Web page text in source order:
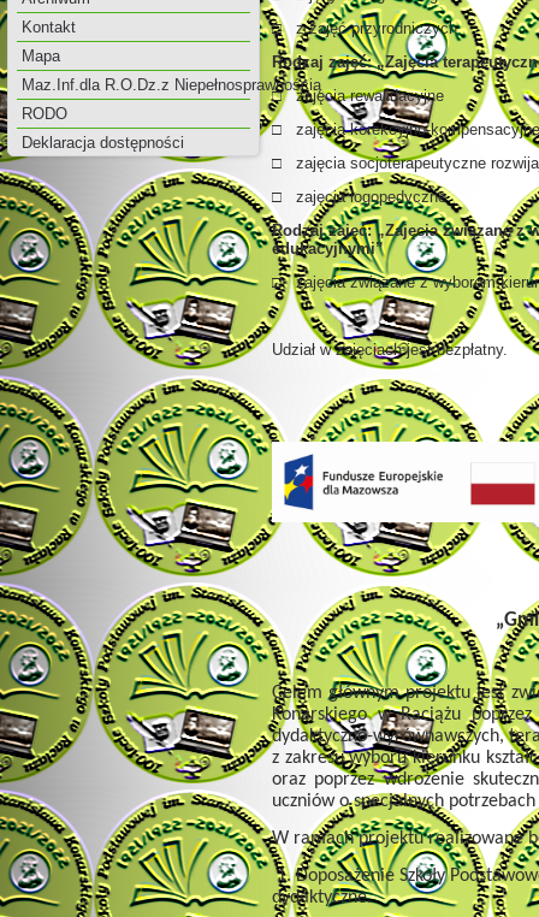
Kontakt
Mapa
Maz.Inf.dla R.O.Dz.z Niepełnosprawnością
RODO
Deklaracja dostępności
□ z zajęć przyrodniczych
Rodzaj zajęć: „Zajęcia
□ zajęcia rewalidacyjne
□ zajęcia korekcyjno-
□ zajęcia socjoterapeutyczne
□ zajęcia logopedyczne
Rodzaj zajęć: „Zajęcia związane z
edukacyjnymi”
□ zajęcia związane z wyborem
Udział w zajęciach jest bezpłatny.
Celem głównym projektu jest
Konarskiego w Raciążu
dydaktyczno-wyrównawczych,
z zakresu wyboru kierunku
oraz poprzez wdrożenie
uczniów o specjalnych
W ramach projektu realizowane
1. Doposażenie Szkoły
dydaktyczne.